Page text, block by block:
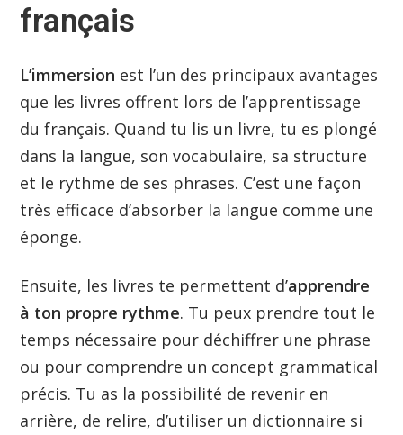
français
L’immersion est l’un des principaux avantages
que les livres offrent lors de l’apprentissage
du français. Quand tu lis un livre, tu es plongé
dans la langue, son vocabulaire, sa structure
et le rythme de ses phrases. C’est une façon
très efficace d’absorber la langue comme une
éponge.
Ensuite, les livres te permettent d’apprendre
à ton propre rythme. Tu peux prendre tout le
temps nécessaire pour déchiffrer une phrase
ou pour comprendre un concept grammatical
précis. Tu as la possibilité de revenir en
arrière, de relire, d’utiliser un dictionnaire si